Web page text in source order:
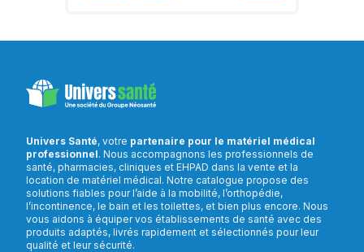
Univers Santé, votre partenaire pour le matériel médical
professionnel. Nous accompagnons les professionnels de
santé, pharmacies, cliniques et EHPAD dans la vente et la
location de matériel médical. Notre catalogue propose des
solutions fiables pour l’aide à la mobilité, l’orthopédie,
l’incontinence, le bain et les toilettes, et bien plus encore. Nous
vous aidons à équiper vos établissements de santé avec des
produits adaptés, livrés rapidement et sélectionnés pour leur
qualité et leur sécurité.